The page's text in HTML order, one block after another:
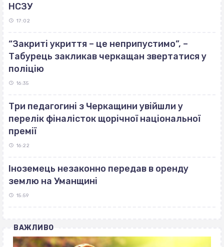
НСЗУ
17:02
“Закриті укриття – це неприпустимо”, –
Табурець закликав черкащан звертатися у
поліцію
16:35
Три педагогині з Черкащини увійшли у
перелік фіналісток щорічної національної
премії
16:22
Іноземець незаконно передав в оренду
землю на Уманщині
15:59
ВАЖЛИВО